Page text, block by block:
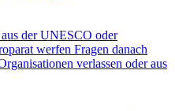
der UNESCO oder
werfen Fragen danach
verlassen oder aus